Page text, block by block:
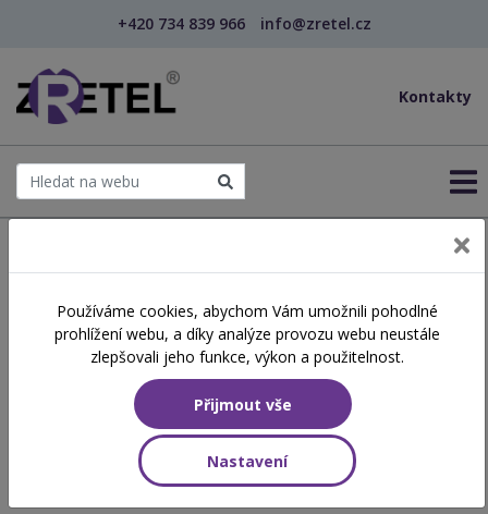
+420 734 839 966 info@zretel.cz
Kontakty
Úvod do problematiky
specifických potřeb seniorů
Číslo akreditace
A2026/0583-SP/PC
Používáme cookies, abychom Vám umožnili pohodlné
prohlížení webu, a díky analýze provozu webu neustále
zlepšovali jeho funkce, výkon a použitelnost.
Přijmout vše
Nastavení